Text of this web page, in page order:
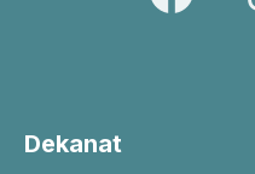
Dekanat